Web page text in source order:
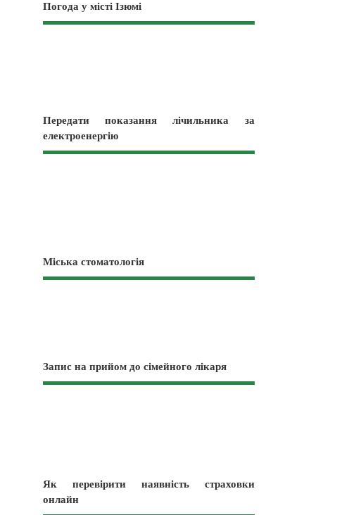
Погода у місті Ізюмі
Передати показання лічильника за
електроенергію
Міська стоматологія
Запис на прийом до сімейного лікаря
Як перевірити наявність страховки
онлайн